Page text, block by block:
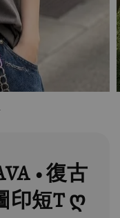
• 復古
印短T ღ